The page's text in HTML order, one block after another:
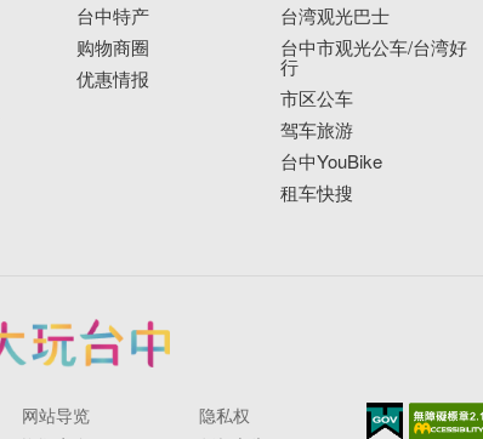
台中特产
购物商圈
优惠情报
台湾观光巴士
台中市观光公车/台湾好
行
市区公车
驾车旅游
台中YouBike
租车快搜
网站导览
隐私权